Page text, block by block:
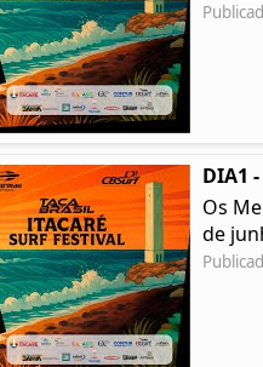
DIA1
Os
de